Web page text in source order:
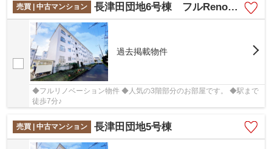
売買 | 中古マンション 長津田団地6号棟 フルRenovation物件/3階部分のお部屋です/駅まで7分
過去掲載物件
◆フルリノベーション物件 ◆人気の3階部分のお部屋です。 ◆駅まで
徒歩7分♪
売買 | 中古マンション 長津田団地5号棟